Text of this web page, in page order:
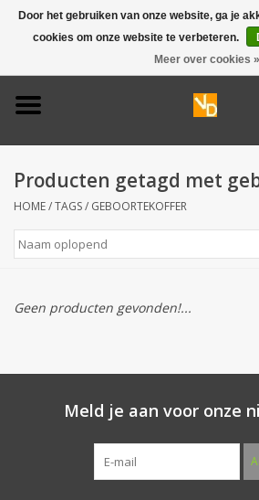
Deurbel 304
Huisnummers
Producten getagd met
HOME/TAGS/ GEBOORTEKOFFER
Geen producten gevonden!...
Meld je aan voor onze
Door het gebruiken van onze website, ga je
cookies om onze website te verbeteren.
Meer over cookies »